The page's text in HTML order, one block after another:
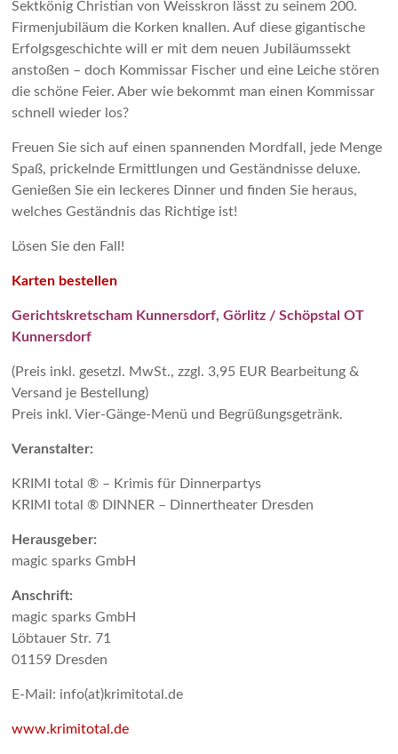
Sektkönig Christian von Weisskron lässt zu seinem 200.
Firmenjubiläum die Korken knallen. Auf diese gigantische
Erfolgsgeschichte will er mit dem neuen Jubiläumssekt
anstoßen – doch Kommissar Fischer und eine Leiche stören
die schöne Feier. Aber wie bekommt man einen Kommissar
schnell wieder los?
Freuen Sie sich auf einen spannenden Mordfall, jede Menge
Spaß, prickelnde Ermittlungen und Geständnisse deluxe.
Genießen Sie ein leckeres Dinner und finden Sie heraus,
welches Geständnis das Richtige ist!
Lösen Sie den Fall!
Karten bestellen
Gerichtskretscham Kunnersdorf, Görlitz / Schöpstal OT
Kunnersdorf
(Preis inkl. gesetzl. MwSt., zzgl. 3,95 EUR Bearbeitung &
Versand je Bestellung)
Preis inkl. Vier-Gänge-Menü und Begrüßungsgetränk.
Veranstalter:
KRIMI total ® – Krimis für Dinnerpartys
KRIMI total ® DINNER – Dinnertheater Dresden
Herausgeber:
magic sparks GmbH
Anschrift:
magic sparks GmbH
Löbtauer Str. 71
01159 Dresden
E-Mail: info(at)krimitotal.de
www.krimitotal.de